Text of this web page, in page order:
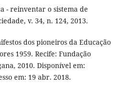
- reinventar o sistema de
v. 34, n. 124, 2013.
dos pioneiros da Educação
1959. Recife: Fundação
2010. Disponível em:
em: 19 abr. 2018.